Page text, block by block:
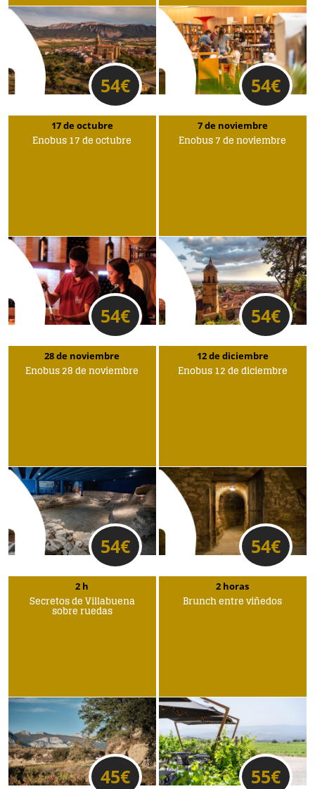
54€ 54€
17 de octubre
Enobus 17 de octubre
54€
7 de noviembre
Enobus 7 de noviembre
54€
28 de noviembre
Enobus 28 de noviembre
54€
12 de diciembre
Enobus 12 de diciembre
54€
2 h
Secretos de Villabuena
sobre ruedas
45€
2 horas
Brunch entre viñedos
55€